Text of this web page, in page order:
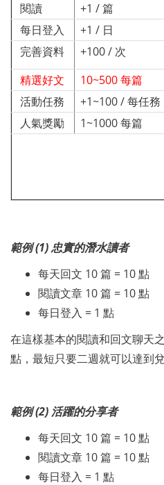
閱讀
+1 / 篇
每日登入
+1 / 日
完善資料
+100 / 次
精選好文
10~500 每篇
活動任務
+1~100 / 每任務
人氣獎勵
1~1000 每篇
範例 (1) 忠實的潛水讀者
每天回文 10 篇 = 10 點
閱讀文章 10 篇 = 10 點
每日登入 = 1 點
在這樣基本的閱讀和回文聊天
點，最短只要二週就可以達到
範例 (2) 活躍的分享者
每天回文 10 篇 = 10 點
閱讀文章 10 篇 = 10 點
每日登入 = 1 點